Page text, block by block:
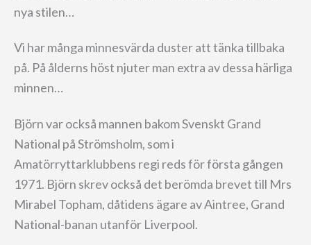
nya stilen…
Vi har många minnesvärda duster att tänka tillbaka
på. På ålderns höst njuter man extra av dessa härliga
minnen…
Björn var också mannen bakom Svenskt Grand
National på Strömsholm, som i
Amatörryttarklubbens regi reds för första gången
1971. Björn skrev också det berömda brevet till Mrs
Mirabel Topham, dåtidens ägare av Aintree, Grand
National-banan utanför Liverpool.